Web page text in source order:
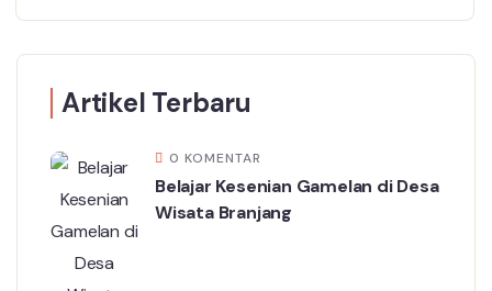
Artikel Terbaru
0 KOMENTAR
Belajar Kesenian Gamelan di Desa
Wisata Branjang